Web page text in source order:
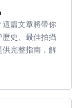
篇文章將帶你
史、最佳拍攝
完整指南，解